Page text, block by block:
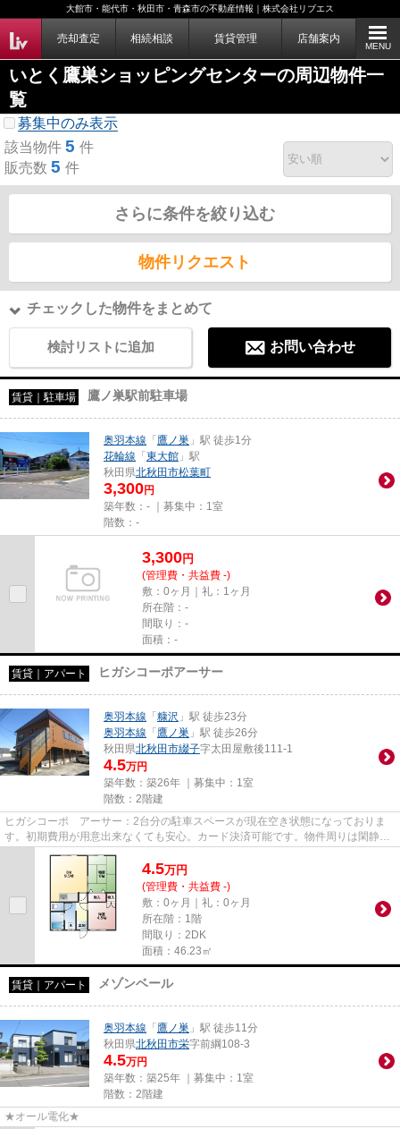
大館市・能代市・秋田市・青森市の不動産情報｜株式会社リブエス
売却査定 相続相談 賃貸管理 店舗案内
MENU
いとく鷹巣ショッピングセンターの周辺物件一
覧
募集中のみ表示
該当物件 5 件
販売数 5 件
さらに条件を絞り込む
物件リクエスト
チェックした物件をまとめて
検討リストに追加 お問い合わせ
賃貸｜駐車場 鷹ノ巣駅前駐車場
奥羽本線 「 鷹ノ巣 」駅 徒歩1分
花輪線 「 東大館 」駅
秋田県北秋田市松葉町
3,300円
築年数：- ｜募集中： 1室
階数：-
3,300円
(管理費・共益費 -)
敷：0ヶ月｜礼：1ヶ月
所在階：-
間取り：-
面積：-
賃貸｜アパート ヒガシコーポアーサー
奥羽本線 「 糠沢 」駅 徒歩23分
奥羽本線 「 鷹ノ巣 」駅 徒歩26分
秋田県北秋田市綴子字太田屋敷後111-1
4.5万円
築年数：築26年 ｜募集中： 1室
階数：2階建
ヒガシコーポ アーサー：2台分の駐車スペースが現在空き状態になっておりま
す。初期費用が用意出来なくても安心。カード決済可能です。物件周りは閑静な
住宅街で、落ち着きのある雰囲...
4.5万円
(管理費・共益費 -)
敷：0ヶ月｜礼：0ヶ月
所在階：1階
間取り：2DK
面積：46.23㎡
賃貸｜アパート メゾンベール
奥羽本線 「 鷹ノ巣 」駅 徒歩11分
秋田県北秋田市栄字前綱108-3
4.5万円
築年数：築25年 ｜募集中： 1室
階数：2階建
★オール電化★